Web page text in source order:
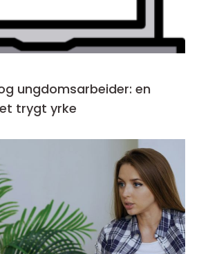
ungdomsarbeider: en
trygt yrke